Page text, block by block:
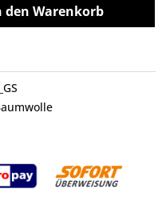
den Warenkorb